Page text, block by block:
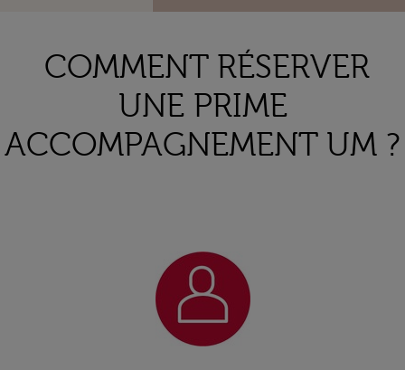
COMMENT RÉSERVER
UNE PRIME
ACCOMPAGNEMENT UM ?